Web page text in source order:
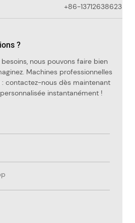
+86-13712638623
?
nous pouvons faire bien
Machines professionnelles
contactez-nous dès maintenant
instantanément !